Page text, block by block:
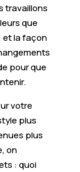
travaillons
que
et la façon
pour que
votre
plus
plus
on
: quoi